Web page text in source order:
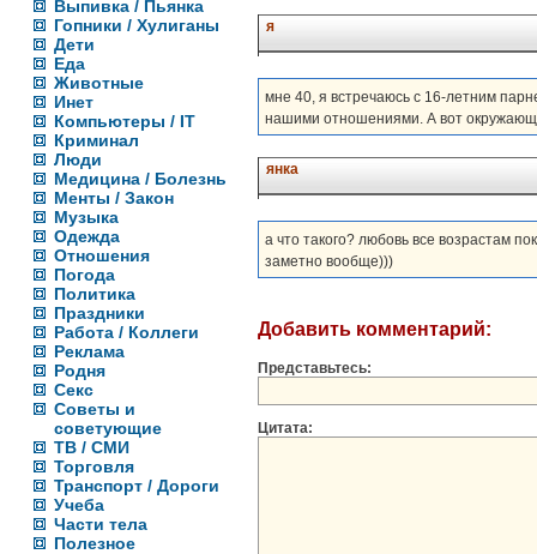
Выпивка / Пьянка
Гопники / Хулиганы
Дети
Еда
Животные
Инет
Компьютеры / IT
Криминал
Люди
Медицина / Болезнь
Менты / Закон
Музыка
Одежда
Отношения
Погода
Политика
Праздники
Работа / Коллеги
Реклама
Родня
Секс
Советы и
советующие
ТВ / СМИ
Торговля
Транспорт / Дороги
Учеба
Части тела
Полезное
я
мне 40, я встречаюсь с 16-летним
нашими отношениями. А вот
янка
а что такого? любовь все возрастам
заметно вообще)))
Добавить комментарий:
Представьтесь:
Цитата: